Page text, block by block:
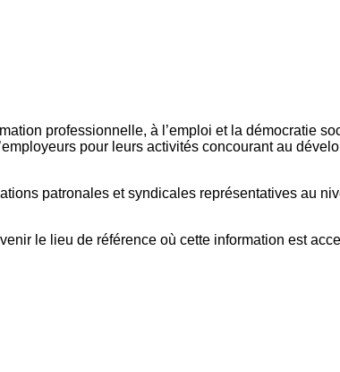
professionnelle, à l’emploi et la démocratie
pour leurs activités concourant au
patronales et syndicales représentatives au
le lieu de référence où cette information est